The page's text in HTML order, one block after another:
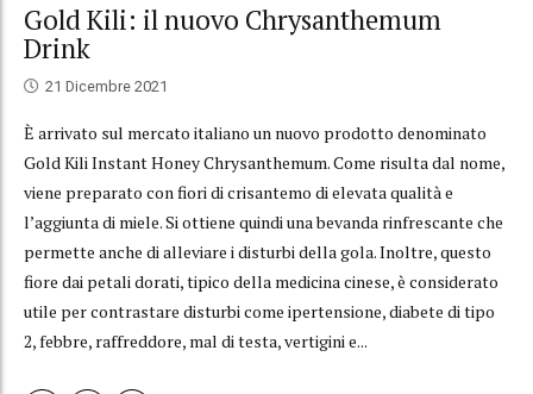
Gold Kili: il nuovo Chrysanthemum
Drink
21 Dicembre 2021
È arrivato sul mercato italiano un nuovo prodotto denominato
Gold Kili Instant Honey Chrysanthemum. Come risulta dal nome,
viene preparato con fiori di crisantemo di elevata qualità e
l’aggiunta di miele. Si ottiene quindi una bevanda rinfrescante che
permette anche di alleviare i disturbi della gola. Inoltre, questo
fiore dai petali dorati, tipico della medicina cinese, è considerato
utile per contrastare disturbi come ipertensione, diabete di tipo
2, febbre, raffreddore, mal di testa, vertigini e...